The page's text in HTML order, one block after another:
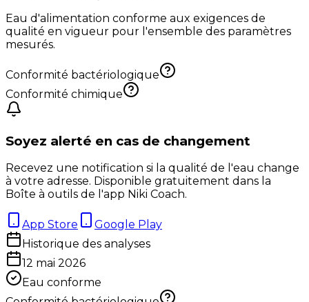
Eau d'alimentation conforme aux exigences de
qualité en vigueur pour l'ensemble des paramètres
mesurés.
Conformité bactériologique
Conformité chimique
Soyez alerté en cas de changement
Recevez une notification si la qualité de l'eau change
à votre adresse. Disponible gratuitement dans la
Boîte à outils de l'app Niki Coach.
App Store
Google Play
Historique des analyses
12 mai 2026
Eau conforme